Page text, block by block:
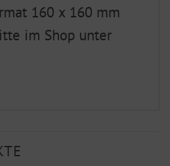
160 x 160 mm
im Shop unter